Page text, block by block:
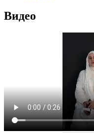
Видео